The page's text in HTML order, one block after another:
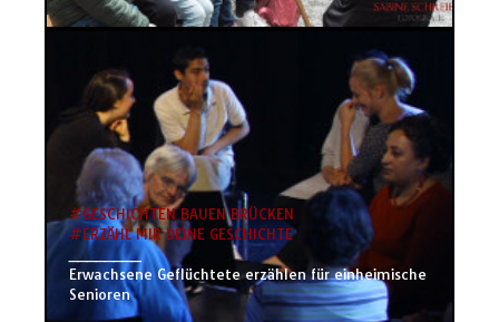
#GESCHICHTEN BAUEN BRÜCKEN
#ERZÄHL MIR DEINE GESCHICHTE
________
Erwachsene Geflüchtete erzählen für einheimische
Senioren